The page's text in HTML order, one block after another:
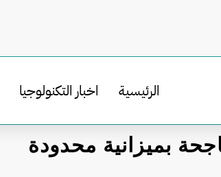
الرئيسية اخبار التكنولوجيا
بميزانية محدودة